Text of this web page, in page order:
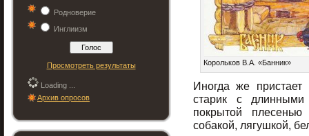
Родноверие
Инглиизм
Просмотреть результаты
Loading ...
Архив опросов
Корольков В.А. «Банник»
Иногда же
старик с
покрытой
собакой, лягушкой,